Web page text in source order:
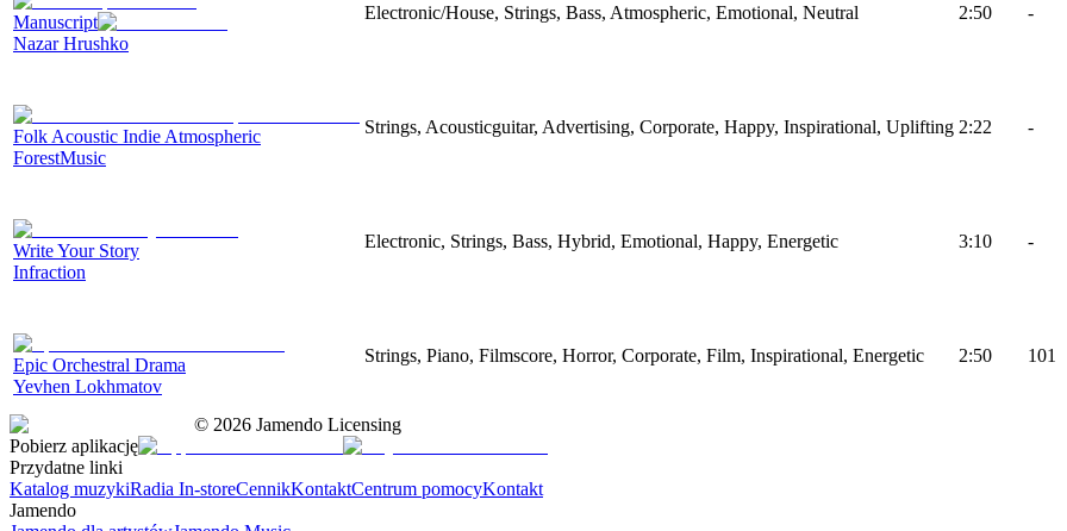
Manuscript
Nazar Hrushko
Electronic/House, Strings, Bass, Atmospheric, Emotional, Neutral 2:50 -
Folk Acoustic Indie Atmospheric
ForestMusic
Strings, Acousticguitar, Advertising, Corporate, Happy, Inspirational, Uplifting 2:22 -
Write Your Story
Infraction
Electronic, Strings, Bass, Hybrid, Emotional, Happy, Energetic 3:10 -
Epic Orchestral Drama
Yevhen Lokhmatov
Strings, Piano, Filmscore, Horror, Corporate, Film, Inspirational, Energetic 2:50 101
© 2026 Jamendo Licensing
Pobierz aplikację
Przydatne linki
Katalog muzykiRadia In-storeCennikKontaktCentrum pomocyKontakt
Jamendo